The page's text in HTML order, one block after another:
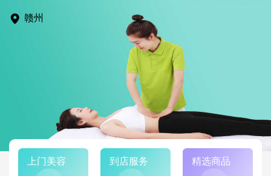
赣州
上门美容 到店服务 精选商品